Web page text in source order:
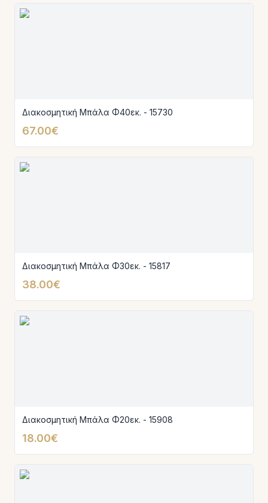
Διακοσμητική Μπάλα Φ40εκ. - 15730
67.00€
Διακοσμητική Μπάλα Φ30εκ. - 15817
38.00€
Διακοσμητική Μπάλα Φ20εκ. - 15908
18.00€